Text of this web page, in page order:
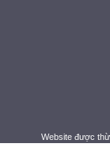
Website được